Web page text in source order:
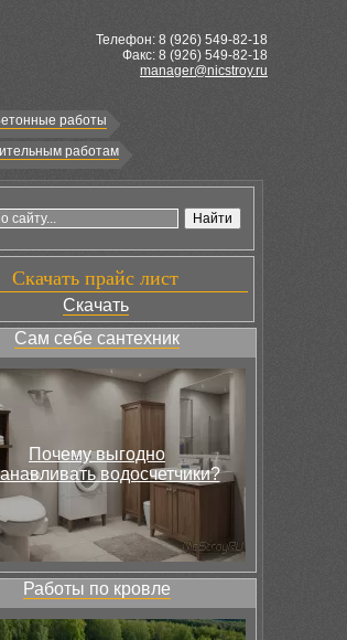
Телефон: 8 (926) 549-82-18
Факс: 8 (926) 549-82-18
manager@nicstroy.ru
работы
работам
Скачать прайс лист
Скачать
Сам себе сантехник
Почему выгодно
водосчетчики?
Работы по кровле